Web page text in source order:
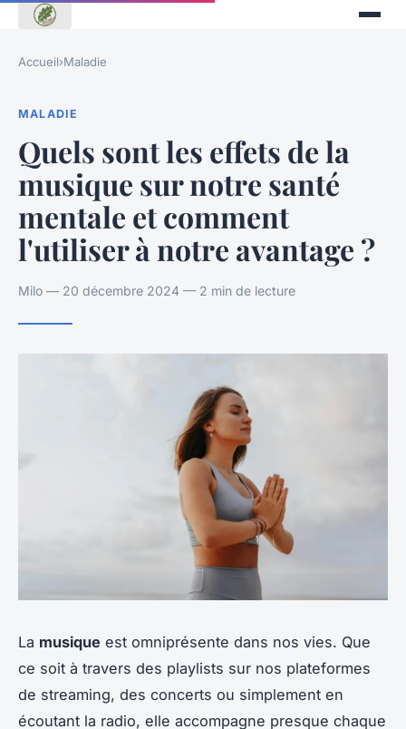
Accueil›Maladie
MALADIE
Quels sont les effets de la
musique sur notre santé
mentale et comment
l'utiliser à notre avantage ?
Milo — 20 décembre 2024 — 2 min de lecture
La musique est omniprésente dans nos vies. Que
ce soit à travers des playlists sur nos plateformes
de streaming, des concerts ou simplement en
écoutant la radio, elle accompagne presque chaque